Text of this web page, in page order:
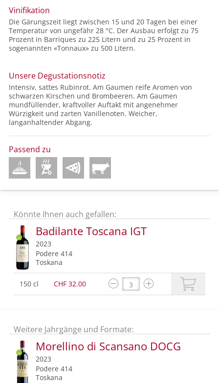
Vinifikation
Die Gärungszeit liegt zwischen 15 und 20 Tagen bei einer
Temperatur von ungefähr 28 °C. Der Ausbau erfolgt zu 75
Prozent in Barriques zu 225 Litern und zu 25 Prozent in
sogenannten «Tonnaux» zu 500 Litern.
Unsere Degustationsnotiz
Intensiv, sattes Rubinrot. Am Gaumen reife Aromen von
schwarzen Kirschen und Brombeeren. Am Gaumen
mundfüllender, kraftvoller Auftakt mit angenehmer
Würzigkeit und zarten Vanillenoten. Weicher,
langanhaltender Abgang.
Passend zu
Könnte Ihnen auch gefallen:
Badilante Toscana IGT
2023
Podere 414
Toskana
150 cl CHF 32.00
Weitere Jahrgänge und Formate:
Morellino di Scansano DOCG
2023
Podere 414
Toskana